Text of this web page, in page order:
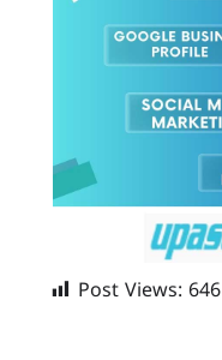
Post Views: 646